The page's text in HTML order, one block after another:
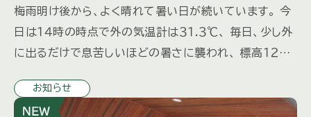
梅雨明け後から、よく晴れて暑い日が続いています。 今
日は１４時の時点で外の気温計は３１.３℃、 毎日、少し外
に出るだけで息苦しいほどの暑さに襲われ、 標高１２００
なります […]
お知らせ